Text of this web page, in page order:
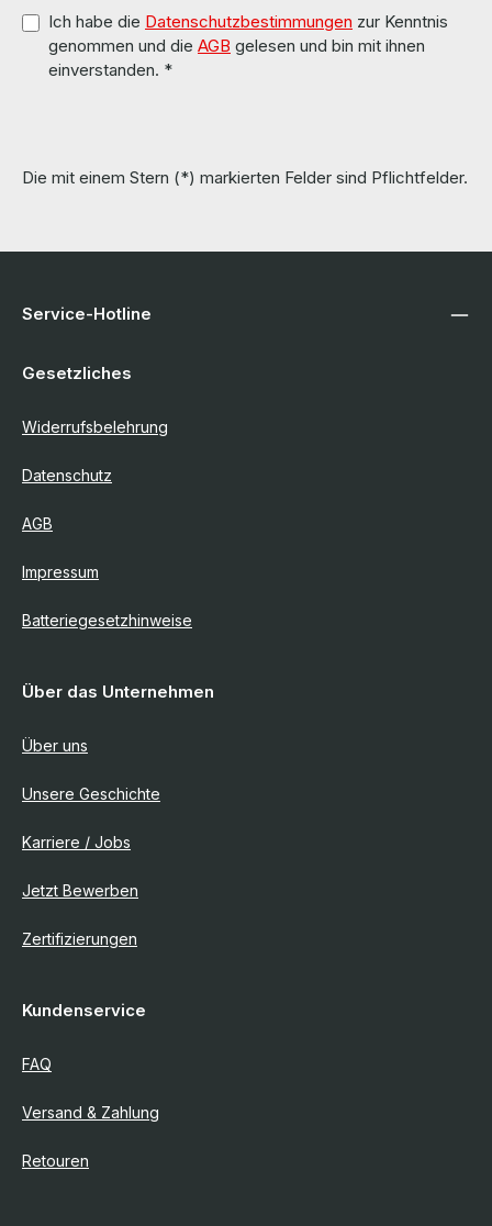
Ich habe die Datenschutzbestimmungen zur Kenntnis
genommen und die AGB gelesen und bin mit ihnen
einverstanden. *
Die mit einem Stern (*) markierten Felder sind Pflichtfelder.
Service-Hotline
Gesetzliches
Widerrufsbelehrung
Datenschutz
AGB
Impressum
Batteriegesetzhinweise
Über das Unternehmen
Über uns
Unsere Geschichte
Karriere / Jobs
Jetzt Bewerben
Zertifizierungen
Kundenservice
FAQ
Versand & Zahlung
Retouren